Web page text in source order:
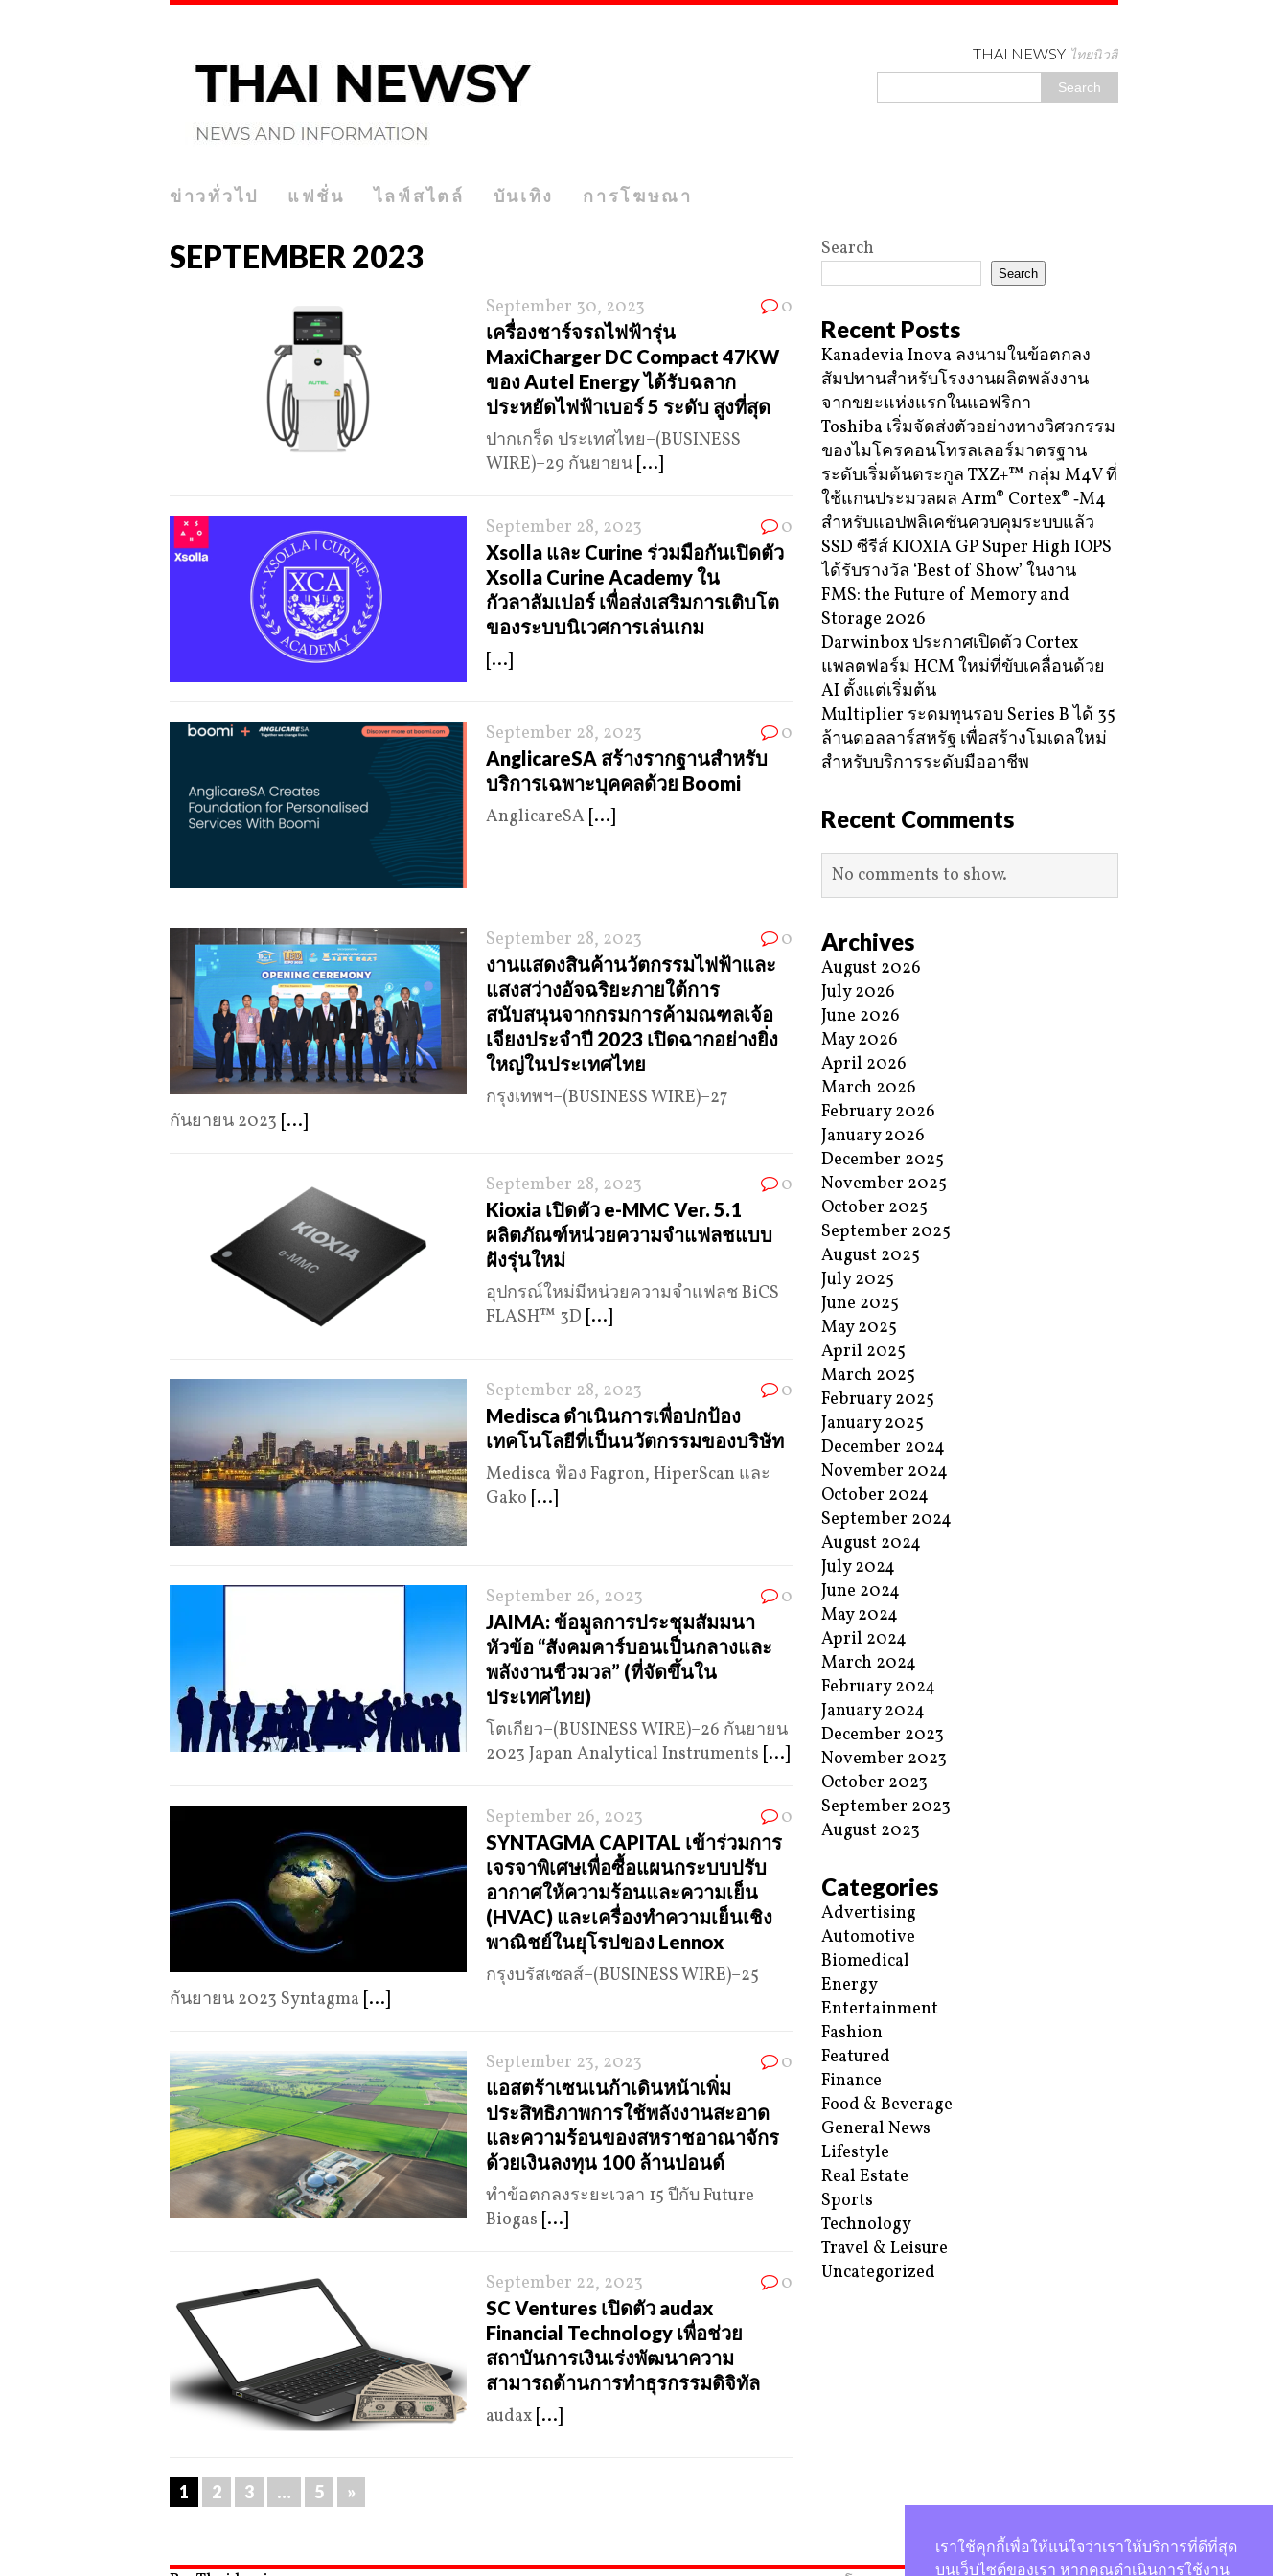
THAI NEWSY ไทยนิวสี่
ข่าวทั่วไป แฟชั่น ไลฟ์สไตล์ บันเทิง การโฆษณา
SEPTEMBER 2023
September 30, 2023 0
เครื่องชาร์จรถไฟฟ้ารุ่น
MaxiCharger DC Compact 47KW
ของ Autel Energy ได้รับฉลาก
ประหยัดไฟฟ้าเบอร์ 5 ระดับ สูงที่สุด
ปากเกร็ด ประเทศไทย–(BUSINESS
WIRE)–29 กันยายน [...]
September 28, 2023 0
Xsolla และ Curine ร่วมมือกันเปิดตัว
Xsolla Curine Academy ใน
กัวลาลัมเปอร์ เพื่อส่งเสริมการเติบโต
ของระบบนิเวศการเล่นเกม
[...]
September 28, 2023 0
AnglicareSA สร้างรากฐานสำหรับ
บริการเฉพาะบุคคลด้วย Boomi
AnglicareSA [...]
September 28, 2023 0
งานแสดงสินค้านวัตกรรมไฟฟ้าและ
แสงสว่างอัจฉริยะภายใต้การ
สนับสนุนจากกรมการค้ามณฑลเจ้อ
เจียงประจำปี 2023 เปิดฉากอย่างยิ่ง
ใหญ่ในประเทศไทย
กรุงเทพฯ–(BUSINESS WIRE)–27
กันยายน 2023 [...]
September 28, 2023 0
Kioxia เปิดตัว e-MMC Ver. 5.1
ผลิตภัณฑ์หน่วยความจำแฟลชแบบ
ฝังรุ่นใหม่
อุปกรณ์ใหม่มีหน่วยความจำแฟลช BiCS
FLASH™ 3D [...]
September 28, 2023 0
Medisca ดำเนินการเพื่อปกป้อง
เทคโนโลยีที่เป็นนวัตกรรมของบริษัท
Medisca ฟ้อง Fagron, HiperScan และ
Gako [...]
September 26, 2023 0
JAIMA: ข้อมูลการประชุมสัมมนา
หัวข้อ “สังคมคาร์บอนเป็นกลางและ
พลังงานชีวมวล” (ที่จัดขึ้นใน
ประเทศไทย)
โตเกียว–(BUSINESS WIRE)–26 กันยายน
2023 Japan Analytical Instruments [...]
September 26, 2023 0
SYNTAGMA CAPITAL เข้าร่วมการ
เจรจาพิเศษเพื่อซื้อแผนกระบบปรับ
อากาศให้ความร้อนและความเย็น
(HVAC) และเครื่องทำความเย็นเชิง
พาณิชย์ในยุโรปของ Lennox
กรุงบรัสเซลส์–(BUSINESS WIRE)–25
กันยายน 2023 Syntagma [...]
September 23, 2023 0
แอสตร้าเซนเนก้าเดินหน้าเพิ่ม
ประสิทธิภาพการใช้พลังงานสะอาด
และความร้อนของสหราชอาณาจักร
ด้วยเงินลงทุน 100 ล้านปอนด์
ทำข้อตกลงระยะเวลา 15 ปีกับ Future
Biogas [...]
September 22, 2023 0
SC Ventures เปิดตัว audax
Financial Technology เพื่อช่วย
สถาบันการเงินเร่งพัฒนาความ
สามารถด้านการทำธุรกรรมดิจิทัล
audax [...]
1 2 3 … 5 »
Search
Search
Recent Posts
Kanadevia Inova ลงนามในข้อตกลง
สัมปทานสำหรับโรงงานผลิตพลังงาน
จากขยะแห่งแรกในแอฟริกา
Toshiba เริ่มจัดส่งตัวอย่างทางวิศวกรรม
ของไมโครคอนโทรลเลอร์มาตรฐาน
ระดับเริ่มต้นตระกูล TXZ+™ กลุ่ม M4V ที่
ใช้แกนประมวลผล Arm® Cortex® ‑M4
สำหรับแอปพลิเคชันควบคุมระบบแล้ว
SSD ซีรีส์ KIOXIA GP Super High IOPS
ได้รับรางวัล ‘Best of Show’ ในงาน
FMS: the Future of Memory and
Storage 2026
Darwinbox ประกาศเปิดตัว Cortex
แพลตฟอร์ม HCM ใหม่ที่ขับเคลื่อนด้วย
AI ตั้งแต่เริ่มต้น
Multiplier ระดมทุนรอบ Series B ได้ 35
ล้านดอลลาร์สหรัฐ เพื่อสร้างโมเดลใหม่
สำหรับบริการระดับมืออาชีพ
Recent Comments
No comments to show.
Archives
August 2026
July 2026
June 2026
May 2026
April 2026
March 2026
February 2026
January 2026
December 2025
November 2025
October 2025
September 2025
August 2025
July 2025
June 2025
May 2025
April 2025
March 2025
February 2025
January 2025
December 2024
November 2024
October 2024
September 2024
August 2024
July 2024
June 2024
May 2024
April 2024
March 2024
February 2024
January 2024
December 2023
November 2023
October 2023
September 2023
August 2023
Categories
Advertising
Automotive
Biomedical
Energy
Entertainment
Fashion
Featured
Finance
Food & Beverage
General News
Lifestyle
Real Estate
Sports
Technology
Travel & Leisure
Uncategorized
เราใช้คุกกี้เพื่อให้แน่ใจว่าเราให้บริการที่ดีที่สุด
บนเว็บไซต์ของเรา หากคุณดำเนินการใช้งาน